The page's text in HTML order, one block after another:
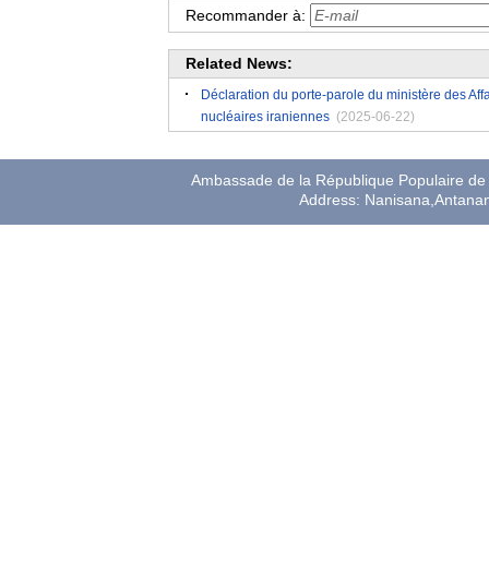
Recommander à:
Related News:
Déclaration du porte-parole du ministère des
nucléaires iraniennes (2025-06-22)
Ambassade de la République Populaire
Address: